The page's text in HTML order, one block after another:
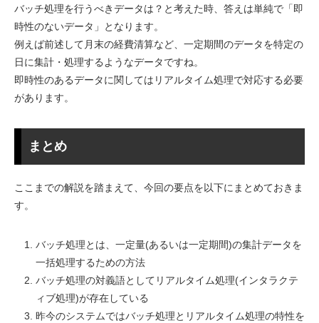
バッチ処理を行うべきデータは？と考えた時、答えは単純で「即
時性のないデータ」となります。
例えば前述して月末の経費清算など、一定期間のデータを特定の
日に集計・処理するようなデータですね。
即時性のあるデータに関してはリアルタイム処理で対応する必要
があります。
まとめ
ここまでの解説を踏まえて、今回の要点を以下にまとめておきま
す。
バッチ処理とは、一定量(あるいは一定期間)の集計データを
一括処理するための方法
バッチ処理の対義語としてリアルタイム処理(インタラクテ
ィブ処理)が存在している
昨今のシステムではバッチ処理とリアルタイム処理の特性を